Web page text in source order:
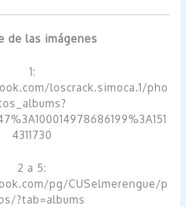
de las imágenes
1:
loscrack.simoca.1/pho
4311730
2 a 5:
pg/CUSelmerengue/p
?tab=albums